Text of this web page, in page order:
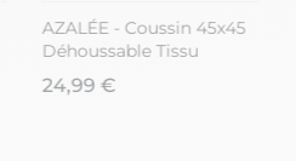
AZALÉE - Coussin 45x45
Déhoussable Tissu
Déperlant Moif Fleuri
24,99 €